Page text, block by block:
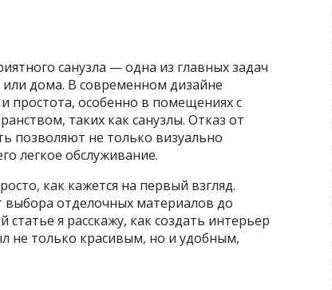
санузла — одна из главных задач
дома. В современном дизайне
простота, особенно в помещениях с
таких как санузлы. Отказ от
позволяют не только визуально
легкое обслуживание.
как кажется на первый взгляд.
отделочных материалов до
я расскажу, как создать интерьер
не только красивым, но и удобным,